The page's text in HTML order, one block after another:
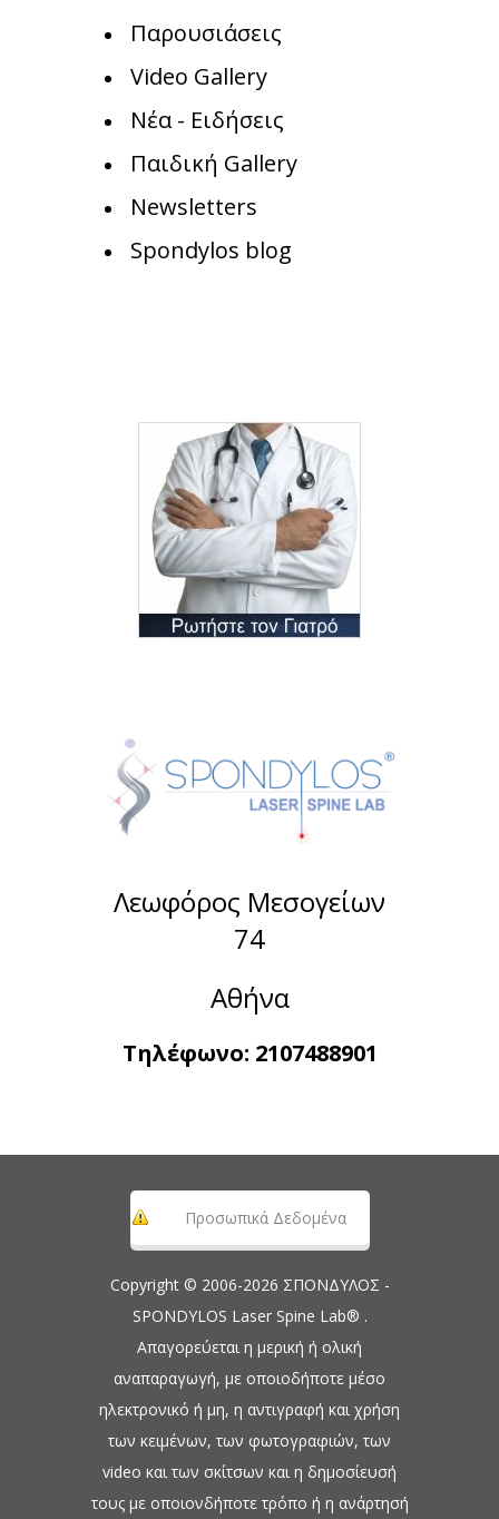
Παρουσιάσεις
Video Gallery
Νέα - Ειδήσεις
Παιδική Gallery
Newsletters
Spondylos blog
Λεωφόρος Μεσογείων
74
Αθήνα
Τηλέφωνο: 2107488901
Προσωπικά Δεδομένα
Copyright © 2006-2026 ΣΠΟΝΔΥΛΟΣ -
SPONDYLOS Laser Spine Lab® .
Απαγορεύεται η μερική ή ολική
αναπαραγωγή, με οποιοδήποτε μέσο
ηλεκτρονικό ή μη, η αντιγραφή και χρήση
των κειμένων, των φωτογραφιών, των
video και των σκίτσων και η δημοσίευσή
τους με οποιονδήποτε τρόπο ή η ανάρτησή